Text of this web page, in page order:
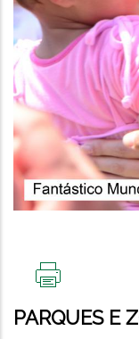
ESTA
PÁGINA
PARQUES E